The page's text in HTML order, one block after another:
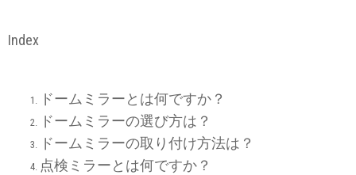
Index
ドームミラーとは何ですか？
ドームミラーの選び方は？
ドームミラーの取り付け方法は？
点検ミラーとは何ですか？